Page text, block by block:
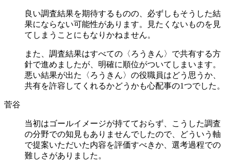
良い調査結果を期待するものの、必ずしもそうした結
果にならない可能性があります。見たくないものを見
てしまうことにもなりかねません。
また、調査結果はすべての〈ろうきん〉で共有する方
針で進めましたが、明確に順位がついてしまいます。
悪い結果が出た〈ろうきん〉の役職員はどう思うか、
共有を許容してくれるかどうかも心配事の1つでした。
菅谷
当初はゴールイメージが持てておらず、こうした調査
の分野での知見もありませんでしたので、どういう軸
で提案いただいた内容を評価すべきか、選考過程での
難しさがありました。